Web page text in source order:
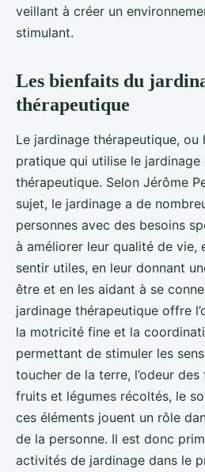
veillant à créer un
stimulant.
Les bienfaits du
thérapeutique
Le jardinage thérapeutique,
pratique qui utilise le jardinage
thérapeutique. Selon Jérôme
sujet, le jardinage a de
personnes avec des besoins
à améliorer leur qualité de vie,
sentir utiles, en leur donnant
être et en les aidant à se
jardinage thérapeutique offre
la motricité fine et la
permettant de stimuler les
toucher de la terre, l’odeur
fruits et légumes récoltés, le
ces éléments jouent un rôle
de la personne. Il est donc
activités de jardinage dans le